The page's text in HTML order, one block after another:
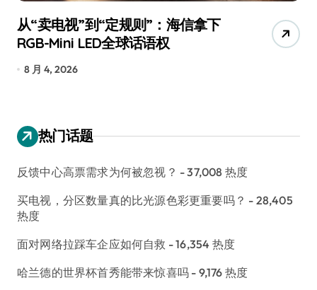
从“卖电视”到“定规则”：海信拿下
RGB-Mini LED全球话语权
8 月 4, 2026
热门话题
反馈中心高票需求为何被忽视？ - 37,008 热度
买电视，分区数量真的比光源色彩更重要吗？ - 28,405
热度
面对网络拉踩车企应如何自救 - 16,354 热度
哈兰德的世界杯首秀能带来惊喜吗 - 9,176 热度